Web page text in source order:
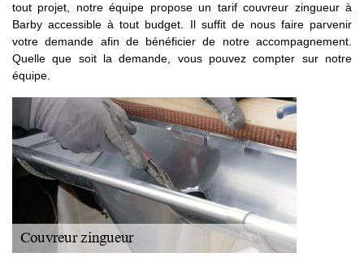
tout projet, notre équipe propose un tarif couvreur zingueur à
Barby accessible à tout budget. Il suffit de nous faire parvenir
votre demande afin de bénéficier de notre accompagnement.
Quelle que soit la demande, vous pouvez compter sur notre
équipe.